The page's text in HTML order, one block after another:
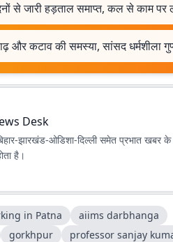
से जारी हड़ताल समाप्त, कल से काम पर
और कटाव की समस्या, सांसद धर्मशीला
Desk
झारखंड-ओडिशा-दिल्‍ली समेत प्रभात खबर के
है।
in Patna
aiims darbhanga
gorkhpur professor sanjay